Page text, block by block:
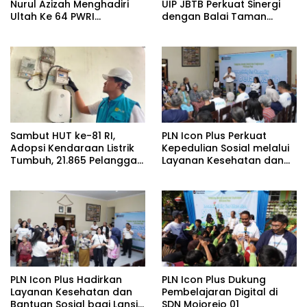
Nurul Azizah Menghadiri
Ultah Ke 64 PWRI
UIP JBTB Perkuat Sinergi
dengan Balai Taman
SUTET 500 kV Paiton–
Watudodol/Kalipuro
Sambut HUT ke-81 RI,
Adopsi Kendaraan Listrik
Tumbuh, 21.865 Pelanggan
pada Semester I 2026
PLN Icon Plus Perkuat
Kepedulian Sosial melalui
Layanan Kesehatan dan
PLN Icon Plus Hadirkan
Layanan Kesehatan dan
Bantuan Sosial bagi Lansia
PLN Icon Plus Dukung
Pembelajaran Digital di
SDN Mojorejo 01